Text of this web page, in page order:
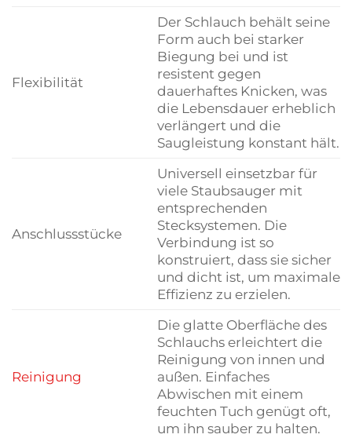
Flexibilität
Der Schlauch behält seine
Form auch bei starker
Biegung bei und ist
resistent gegen
dauerhaftes Knicken, was
die Lebensdauer erheblich
verlängert und die
Saugleistung konstant hält.
Anschlussstücke
Universell einsetzbar für
viele Staubsauger mit
entsprechenden
Stecksystemen. Die
Verbindung ist so
konstruiert, dass sie sicher
und dicht ist, um maximale
Effizienz zu erzielen.
Reinigung
Die glatte Oberfläche des
Schlauchs erleichtert die
Reinigung von innen und
außen. Einfaches
Abwischen mit einem
feuchten Tuch genügt oft,
um ihn sauber zu halten.